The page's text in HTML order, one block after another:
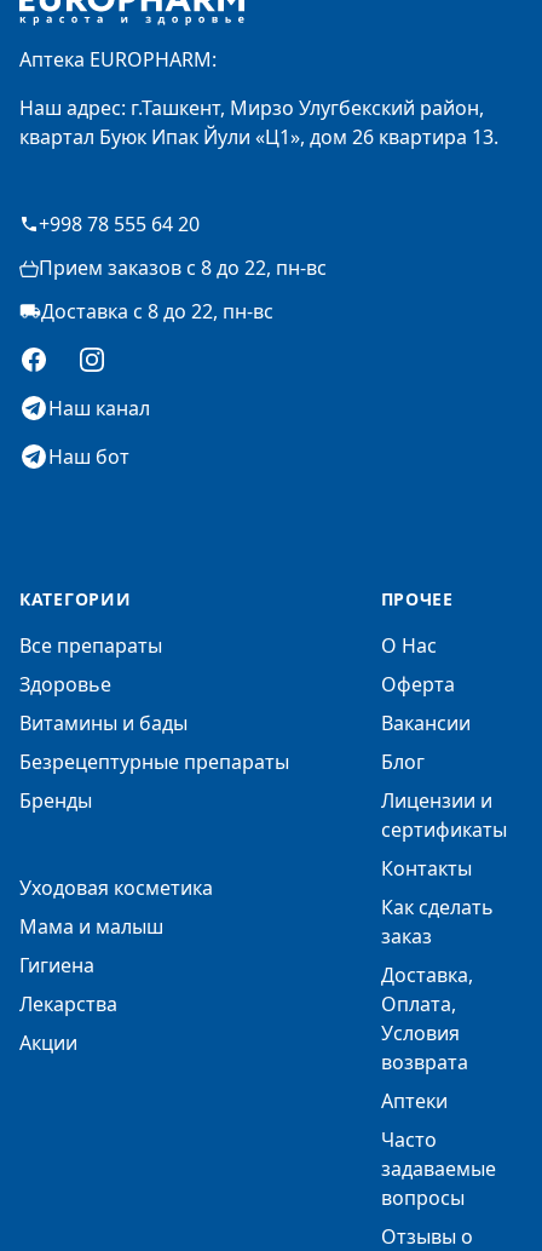
Аптека EUROPHARM:
Наш адрес: г.Ташкент, Мирзо Улугбекский район,
квартал Буюк Ипак Йули «Ц1», дом 26 квартира 13.
+998 78 555 64 20
Прием заказов с 8 до 22, пн-вс
Доставка с 8 до 22, пн-вс
FacebookInstagram
Наш канал
Наш бот
КАТЕГОРИИ
Все препараты
Здоровье
Витамины и бады
Безрецептурные препараты
Бренды
Уходовая косметика
Мама и малыш
Гигиена
Лекарства
Акции
ПРОЧЕЕ
О Нас
Оферта
Вакансии
Блог
Лицензии и
сертификаты
Контакты
Как сделать
заказ
Доставка,
Оплата,
Условия
возврата
Аптеки
Часто
задаваемые
вопросы
Отзывы о